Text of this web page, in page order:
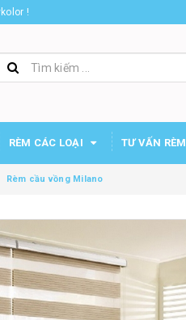
!
RÈM CÁC LOẠI TƯ VẤN RÈM
Rèm cầu vồng Milano